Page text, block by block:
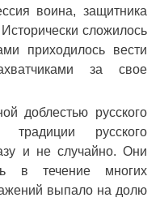
воина, защитника
сложилось
приходилось вести
за свое
доблестью русского
русского
и не случайно. Они
в течение многих
выпало на долю